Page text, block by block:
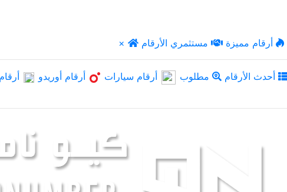
× أرقام مميزة مستثمري الأرقام
أحدث الأرقام مطلوب أرقام سيارات أرقام أوريدو